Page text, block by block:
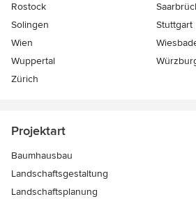
Rostock
Solingen
Stuttgart
Wien
Wuppertal
Zürich
Projektart
Baumhausbau
Landschaftsgestaltung
Landschaftsplanung